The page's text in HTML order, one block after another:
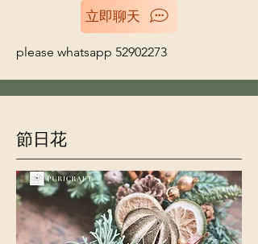
立即聊天
please whatsapp 52902273
節日花